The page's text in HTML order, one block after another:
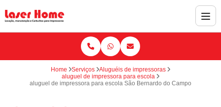
Home Serviços
Aluguéis de impressoras
aluguel de impressora para escola
aluguel de impressora para escola São Bernardo do Campo